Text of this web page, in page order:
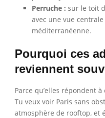
Perruche : sur le toit
avec une vue
méditerranéenne.
Pourquoi ces
reviennent
Parce qu’elles répondent
Tu veux voir Paris sans
atmosphère de rooftop, et